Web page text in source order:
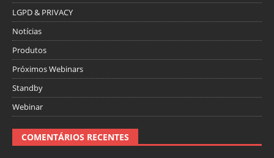
LGPD & PRIVACY
Notícias
Produtos
Próximos Webinars
Standby
Webinar
COMENTÁRIOS RECENTES